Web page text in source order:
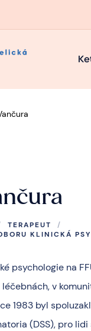
TERAPEUT
/
KLINICKÁ
psychologie na
v
1983 byl
(DSS), pro